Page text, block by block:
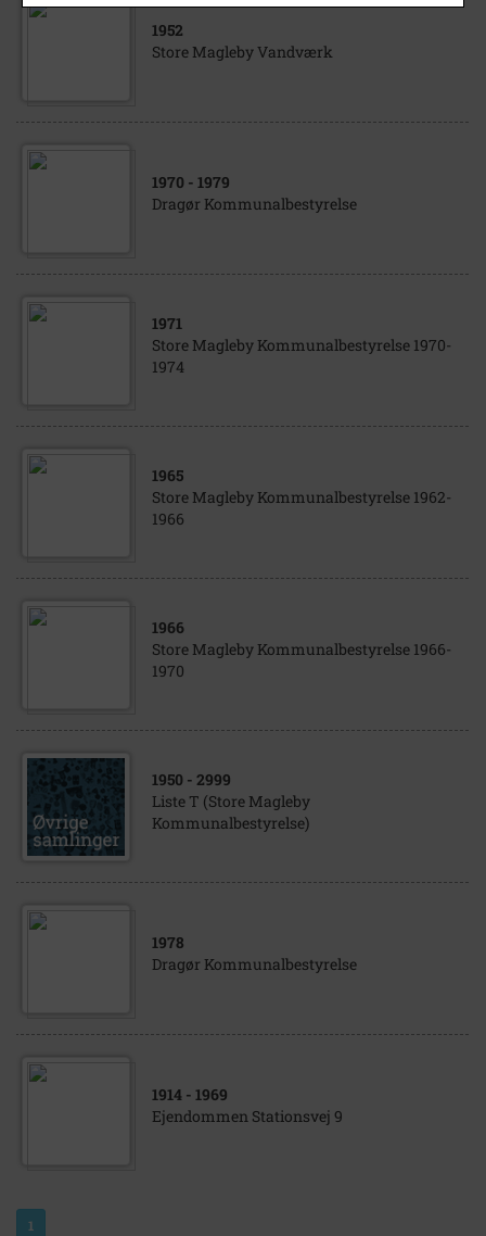
1952
Store Magleby Vandværk
1970 - 1979
Dragør Kommunalbestyrelse
1971
Store Magleby Kommunalbestyrelse 1970-
1974
1965
Store Magleby Kommunalbestyrelse 1962-
1966
1966
Store Magleby Kommunalbestyrelse 1966-
1970
1950 - 2999
Liste T (Store Magleby
Kommunalbestyrelse)
1978
Dragør Kommunalbestyrelse
1914 - 1969
Ejendommen Stationsvej 9
1